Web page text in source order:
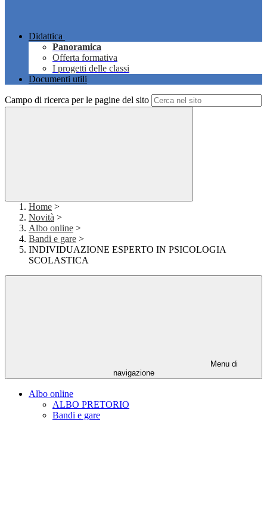
Didattica
Panoramica
Offerta formativa
I progetti delle classi
Documenti utili
Campo di ricerca per le pagine del sito
Home >
Novità >
Albo online >
Bandi e gare >
INDIVIDUAZIONE ESPERTO IN PSICOLOGIA
SCOLASTICA
Menu di
navigazione
Albo online
ALBO PRETORIO
Bandi e gare